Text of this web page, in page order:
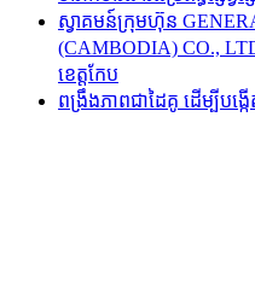
ស្វាគមន៍ក្រុមហ៊ុន
(CAMBODIA) CO.,
ខេត្តកែប
ពង្រឹងភាពជាដៃគូ ដើម្បីបង្